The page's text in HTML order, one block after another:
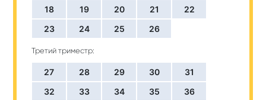
18
19 20 21
22
23
24 25 26
Третий триместр:
27 28 29 30
31
32
33 34 35
36